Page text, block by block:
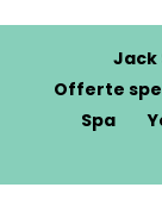
Jack
Offerte
Spa